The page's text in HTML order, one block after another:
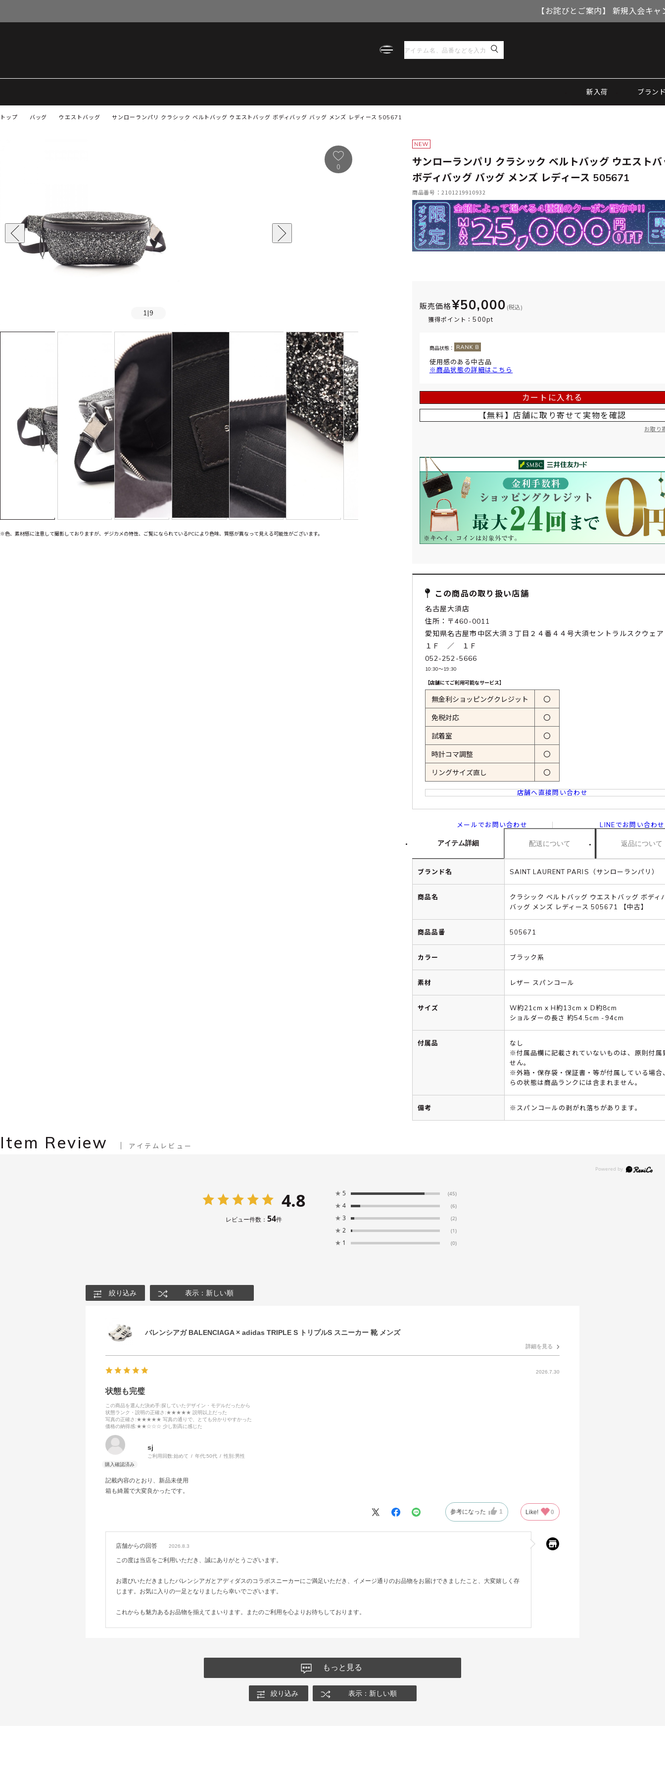
【お詫びとご案内】 新規入会キ
新入荷 ブラン
トップ サンローランパリ クラシック ベルトバッグ ウエストバッグ ボディバッグ バッグ メンズ レディース 505671
バッグ ウエストバッグ
1 |9
0
※色、素材感に注意して撮影しておりますが、デジカメの特性、ご覧になられているPCにより色味、質感が異なって見える可能性がございます。
サンローランパリ クラシック ベルトバッグ ウエストバ
ボディバッグ バッグ メンズ レディース 505671
商品番号：2101219910932
販売価格¥50,000 (税込)
獲得ポイント：500pt
商品状態：
使用感のある中古品
※商品状態の詳細はこちら
カートに入れる
【無料】店舗に取り寄せて 実物を確認
お取り
この商品の取り扱い店舗
名古屋大須店
住所：〒460-0011
愛知県名古屋市中区大須３丁目２４番４４号大須セントラルスクウェ
１Ｆ ／ １Ｆ
052-252-5666
10:30〜19:30
【店舗にてご利用可能なサービス】
無金利ショッピングクレジット 〇
免税対応 〇
試着室 〇
時計コマ調整 〇
リングサイズ直し 〇
店舗へ直接問い合わせ
メールでお問い合わせ LINEでお問い合わせ
アイテム詳細 配送について 返品について
ブランド名 SAINT LAURENT PARIS（サンローランパリ）
商品名
クラシック ベルトバッグ ウエストバッグ ボディ
バッグ メンズ レディース 505671 【中古】
商品品番 505671
カラー ブラック系
素材 レザー スパンコール
サイズ
W約21cm x H約13cm x D約8cm
ショルダーの長さ 約54.5cm -94cm
付属品
なし
※付属品欄に記載されていないものは、原則付属
せん。
※外箱・保存袋・保証書・等が付属している場合
らの状態は商品ランクには含まれません。
備考 ※スパンコールの剥がれ落ちがあります。
Item Review アイテムレビュー
4.8
レビュー件数： 54件
★ 5 (45)
★ 4 (6)
★ 3 (2)
★ 2 (1)
★ 1 (0)
絞り込み 表示：新しい順
バレンシアガ BALENCIAGA × adidas TRIPLE S トリプルS スニーカー 靴 メンズ
詳細を見る
2026.7.30
状態も完璧
この商品を選んだ決め手:探していたデザイン・モデルだったから
状態ランク・説明の正確さ :★★★★★ 説明以上だった
写真の正確さ :★★★★★ 写真の通りで、とても分かりやすかった
価格の納得感:★★☆☆☆ 少し割高に感じた
sj
ご利用回数:始めて 年代:50代 性別:男性
記載内容のとおり、新品未使用
箱も綺麗で大変良かったです。
参考になった 1 Like! 0
店舗からの回答 2026.8.3
この度は当店をご利用いただき、誠にありがとうございます。
お選びいただきましたバレンシアガとアディダスのコラボスニーカーにご満足いただき、イメージ通りのお品物をお届けできましたこと、大変嬉しく存
じます。お気に入りの一足となりましたら幸いでございます。
これからも魅力あるお品物を揃えてまいります。またのご利用を心よりお待ちしております。
もっと見る
絞り込み 表示：新しい順